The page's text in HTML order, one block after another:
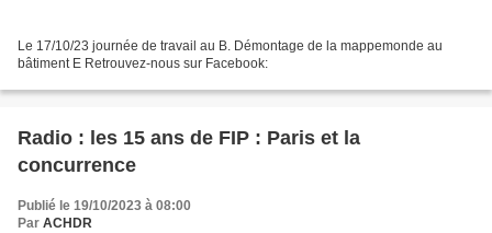
Le 17/10/23 journée de travail au B. Démontage de la mappemonde au
bâtiment E Retrouvez-nous sur Facebook:
Radio : les 15 ans de FIP : Paris et la
concurrence
Publié le 19/10/2023 à 08:00
Par ACHDR